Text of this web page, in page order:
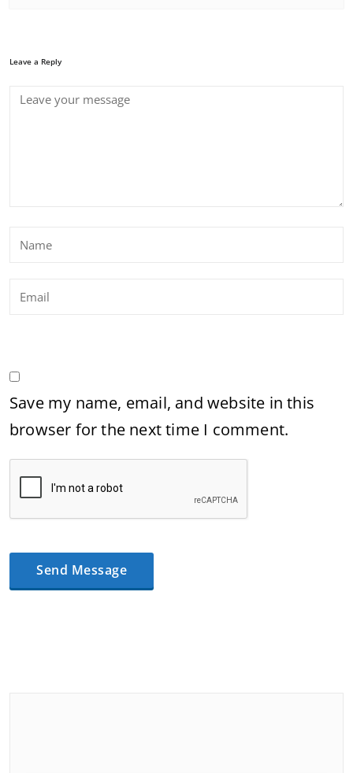
Leave a Reply
Save my name, email, and website in this
browser for the next time I comment.